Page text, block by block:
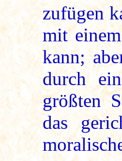
zufügen
mit
kann;
durch
größten
das